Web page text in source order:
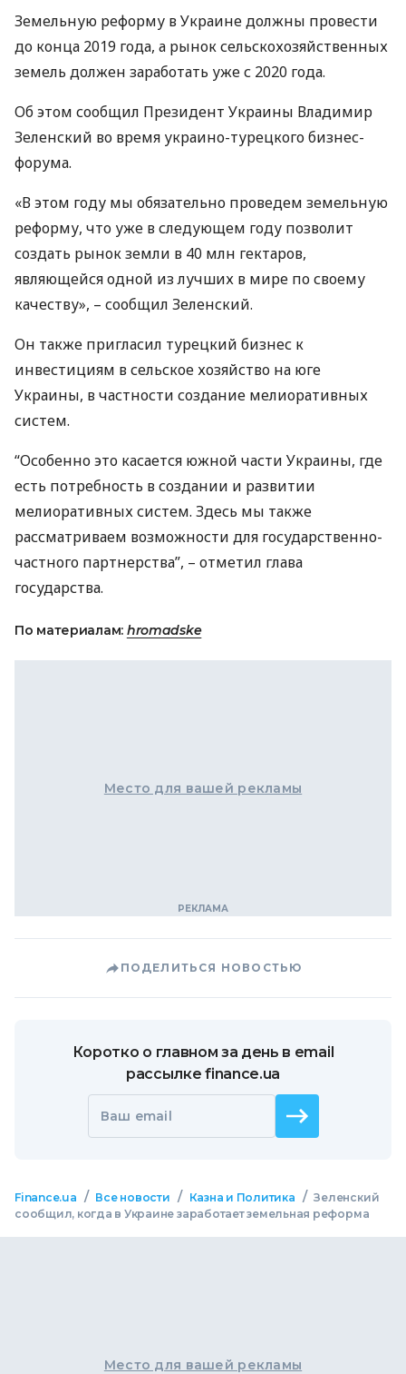
Земельную реформу в Украине должны провести
до конца 2019 года, а рынок сельскохозяйственных
земель должен заработать уже с 2020 года.
Об этом сообщил Президент Украины Владимир
Зеленский во время украино-турецкого бизнес-
форума.
«В этом году мы обязательно проведем земельную
реформу, что уже в следующем году позволит
создать рынок земли в 40 млн гектаров,
являющейся одной из лучших в мире по своему
качеству», – сообщил Зеленский.
Он также пригласил турецкий бизнес к
инвестициям в сельское хозяйство на юге
Украины, в частности создание мелиоративных
систем.
“Особенно это касается южной части Украины, где
есть потребность в создании и развитии
мелиоративных систем. Здесь мы также
рассматриваем возможности для государственно-
частного партнерства”, – отметил глава
государства.
По материалам: hromadske
Место для вашей рекламы
ПОДЕЛИТЬСЯ НОВОСТЬЮ
Коротко о главном за день в email
рассылке finance.ua
Ваш email
Finance.ua / Все новости / Казна и Политика / Зеленский
сообщил, когда в Украине заработает земельная реформа
Место для вашей рекламы